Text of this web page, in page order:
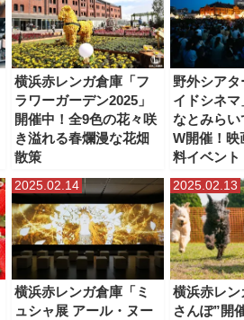
横浜赤レンガ倉庫「フ
ラワーガーデン2025」
開催中！全9色の花々咲
き溢れる春爛漫な花畑
散策
野外シア
イドシネ
なとみらい
W開催！映
料イベント
2025.02.14
横浜赤レンガ倉庫「ミ
ュシャ展 アール・ヌー
2025.02.13
横浜赤レ
さんぽ”開